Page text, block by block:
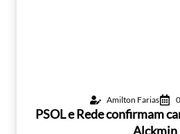
Amilton Farias
PSOL e Rede confirmam
Alckmin